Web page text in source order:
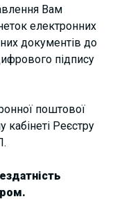
Вам
електронних
документів до
підпису
поштової
Реєстру